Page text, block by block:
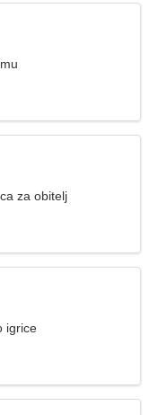
za obitelj
igrice